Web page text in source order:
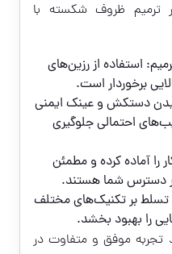
ترمیم ظروف شکسته با
استفاده از رزین‌های
برخوردار است.
دستکش و عینک ایمنی
احتمالی جلوگیری
را آماده کرده و مطمئن
دسترس شما هستند.
تسلط بر تکنیک‌های مختلف
را بهبود بخشد.
تجربه موفق و متفاوت در